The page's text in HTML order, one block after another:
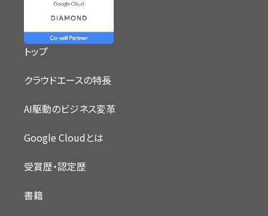
トップ
クラウドエースの特長
AI駆動のビジネス変革
Google Cloudとは
受賞歴・認定歴
書籍